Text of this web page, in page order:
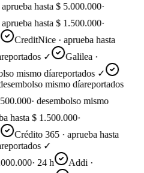
hasta $ 5.000.000·
hasta $ 1.500.000·
CreditNice · aprueba hasta
✓
Galilea ·
mismo díareportados ✓
mismo díareportados
·desembolso mismo
hasta $ 1.500.000·
Crédito 365 · aprueba hasta
✓
·24 h
Addi ·